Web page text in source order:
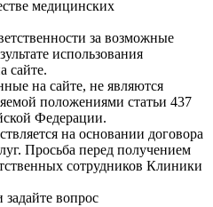
медицинских
за возможные
использования
сайте.
на сайте, не являются
положениями статьи 437
Федерации.
на основании договора
Просьба перед получением
сотрудников Клиники
вопрос